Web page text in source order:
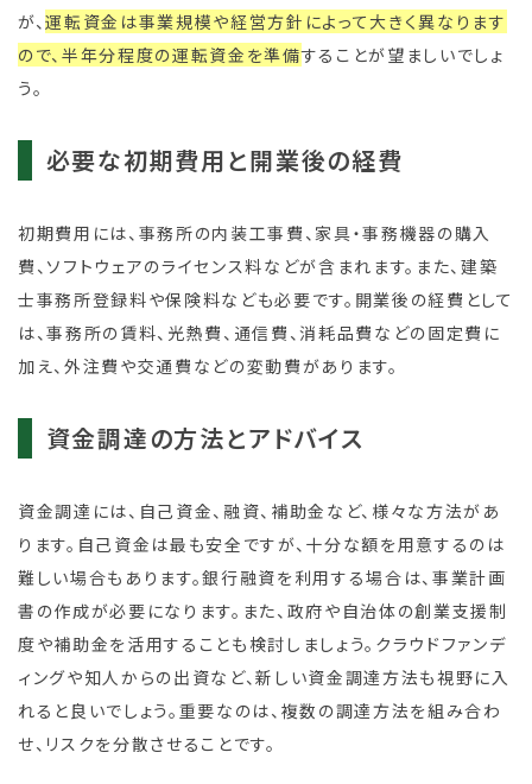
が、運転資金は事業規模や経営方針によって大きく異なります
ので、半年分程度の運転資金を準備することが望ましいでしょ
う。
必要な初期費用と開業後の経費
初期費用には、事務所の内装工事費、家具・事務機器の購入
費、ソフトウェアのライセンス料などが含まれます。また、建築
士事務所登録料や保険料なども必要です。開業後の経費として
は、事務所の賃料、光熱費、通信費、消耗品費などの固定費に
加え、外注費や交通費などの変動費があります。
資金調達の方法とアドバイス
資金調達には、自己資金、融資、補助金など、様々な方法があ
ります。自己資金は最も安全ですが、十分な額を用意するのは
難しい場合もあります。銀行融資を利用する場合は、事業計画
書の作成が必要になります。また、政府や自治体の創業支援制
度や補助金を活用することも検討しましょう。クラウドファンデ
ィングや知人からの出資など、新しい資金調達方法も視野に入
れると良いでしょう。重要なのは、複数の調達方法を組み合わ
せ、リスクを分散させることです。